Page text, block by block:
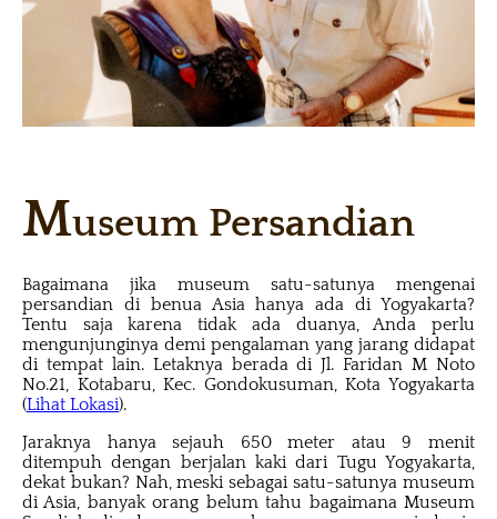
Museum Persandian
Bagaimana jika museum satu-satunya mengenai
persandian di benua Asia hanya ada di Yogyakarta?
Tentu saja karena tidak ada duanya, Anda perlu
mengunjunginya demi pengalaman yang jarang didapat
di tempat lain. Letaknya berada di Jl. Faridan M Noto
No.21, Kotabaru, Kec. Gondokusuman, Kota Yogyakarta
(Lihat Lokasi).
Jaraknya hanya sejauh 650 meter atau 9 menit
ditempuh dengan berjalan kaki dari Tugu Yogyakarta,
dekat bukan? Nah, meski sebagai satu-satunya museum
di Asia, banyak orang belum tahu bagaimana Museum